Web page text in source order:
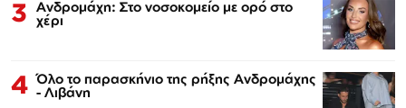
3 Ανδρομάχη: Στο νοσοκομείο με ορό στο
χέρι
4 Όλο το παρασκήνιο της ρήξης Ανδρομάχης
- Λιβάνη